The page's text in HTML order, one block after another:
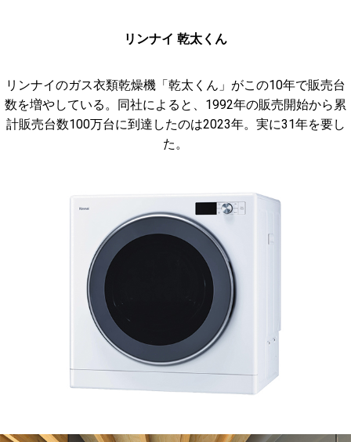
リンナイ 乾太くん
リンナイのガス衣類乾燥機「乾太くん」がこの10年で販売台
数を増やしている。同社によると、1992年の販売開始から累
計販売台数100万台に到達したのは2023年。実に31年を要し
た。